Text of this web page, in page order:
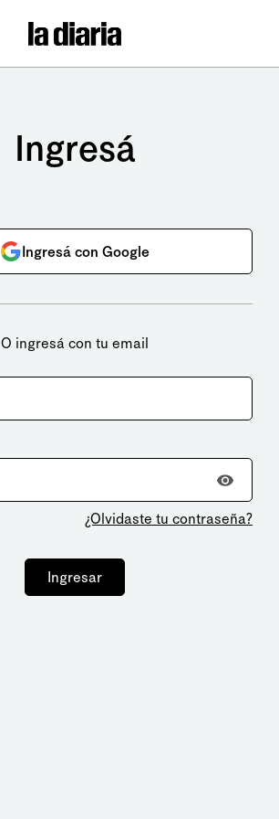
Ingresá
Ingresá con Google
O ingresá con tu email
¿Olvidaste tu contraseña?
Ingresar